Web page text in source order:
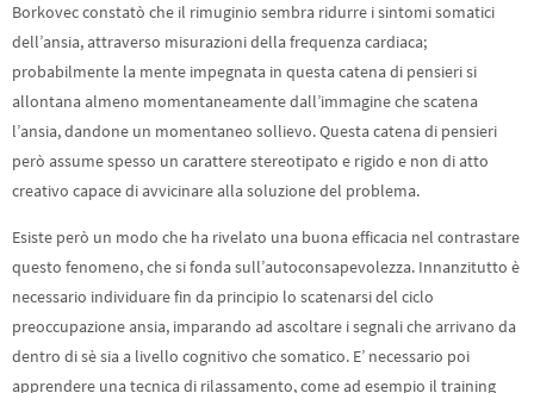
Borkovec constatò che il rimuginio sembra ridurre i sintomi somatici
dell’ansia, attraverso misurazioni della frequenza cardiaca;
probabilmente la mente impegnata in questa catena di pensieri si
allontana almeno momentaneamente dall’immagine che scatena
l’ansia, dandone un momentaneo sollievo. Questa catena di pensieri
però assume spesso un carattere stereotipato e rigido e non di atto
creativo capace di avvicinare alla soluzione del problema.
Esiste però un modo che ha rivelato una buona efficacia nel contrastare
questo fenomeno, che si fonda sull’autoconsapevolezza. Innanzitutto è
necessario individuare fin da principio lo scatenarsi del ciclo
preoccupazione ansia, imparando ad ascoltare i segnali che arrivano da
dentro di sè sia a livello cognitivo che somatico. E’ necessario poi
apprendere una tecnica di rilassamento, come ad esempio il training